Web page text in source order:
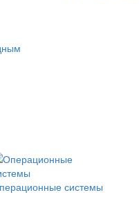
системы